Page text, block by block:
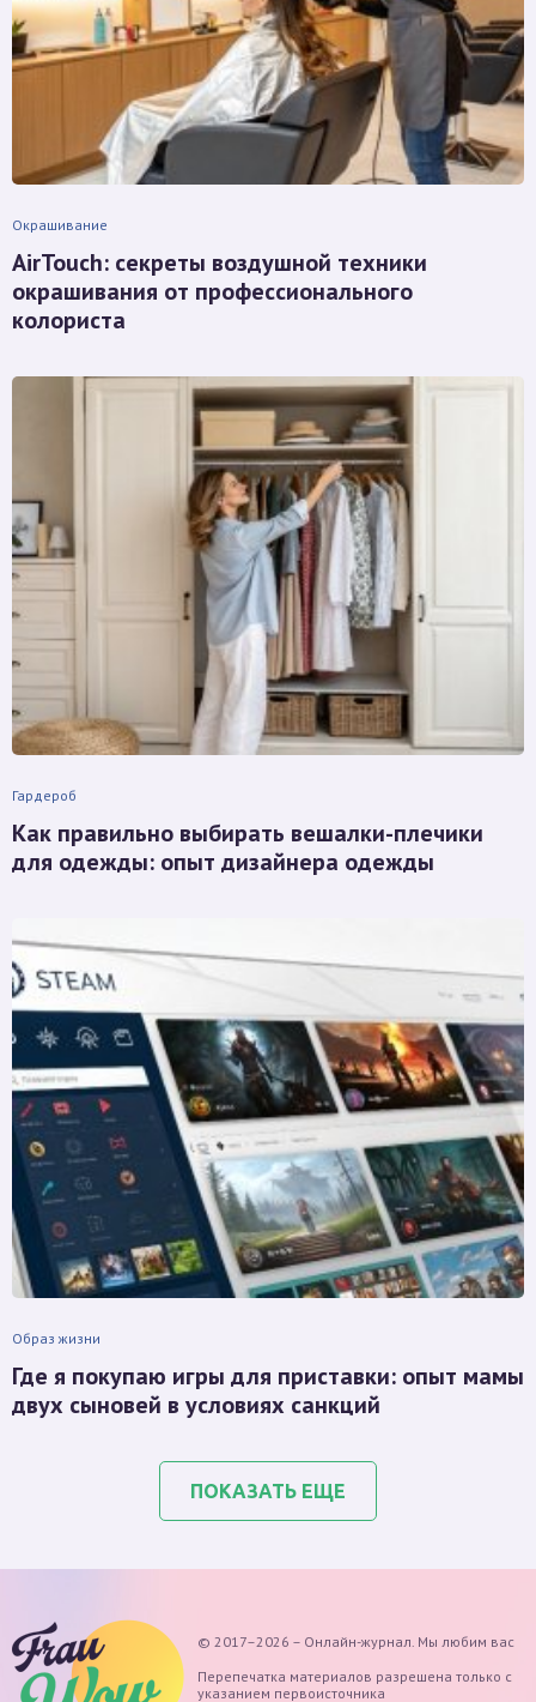
Окрашивание
AirTouch: секреты воздушной техники
окрашивания от профессионального
колориста
Гардероб
Как правильно выбирать вешалки-плечики
для одежды: опыт дизайнера одежды
Образ жизни
Где я покупаю игры для приставки: опыт мамы
двух сыновей в условиях санкций
ПОКАЗАТЬ ЕЩЕ
© 2017–2026 – Онлайн-журнал. Мы любим вас
Перепечатка материалов разрешена только с
указанием первоисточника